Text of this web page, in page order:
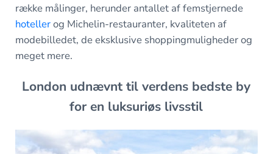
række målinger, herunder antallet af femstjernede
hotellerog Michelin-restauranter, kvaliteten af
modebilledet, de eksklusive shoppingmuligheder og
meget mere.
London udnævnt til verdens bedste by
for en luksuriøs livsstil